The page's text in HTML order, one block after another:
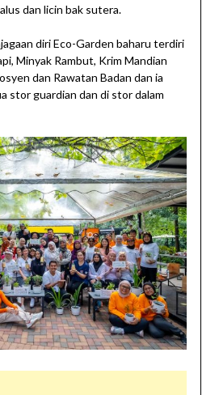
dan licin bak sutera.
diri Eco-Garden baharu terdiri
Minyak Rambut, Krim Mandian
dan Rawatan Badan dan ia
stor guardian dan di stor dalam